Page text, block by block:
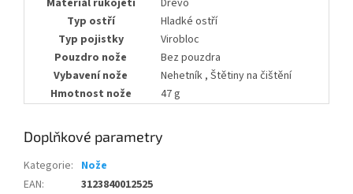
Materiál rukojeti
Dřevo
Typ ostří
Hladké ostří
Typ pojistky
Virobloc
Pouzdro nože
Bez pouzdra
Vybavení nože
Nehetník, Štětiny na čištění
Hmotnost nože
47 g
Doplňkové parametry
Kategorie: Nože
EAN: 3123840012525